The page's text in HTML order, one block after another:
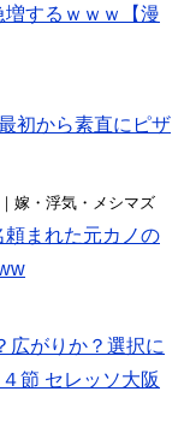
増するｗｗｗ【漫
初から素直にピザ
嫁・浮気・メシマズ
頼まれた元カノの
広がりか？選択に
節 セレッソ大阪